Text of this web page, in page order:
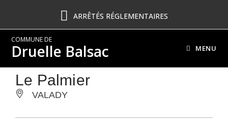
ARRÊTÉS RÉGLEMENTAIRES
COMMUNE DE
Druelle Balsac MENU
Le Palmier
VALADY